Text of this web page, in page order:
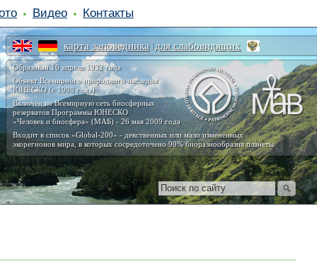
карта заповедника | для слабовидящих
Образован 16 апреля 1932 года
Объект Всемирного природного наследия
ЮНЕСКО (с 1998 года)
Включён во Всемирную сеть биосферных
резерватов Программы ЮНЕСКО
«Человек и биосфера» (МАБ) - 26 мая 2009 года
Входит в список «Global-200» - девственных или мало изменённых
экорегионов мира, в которых сосредоточено 90% биоразнообразия планеты
Видео Контакты